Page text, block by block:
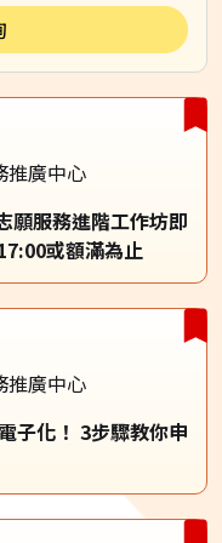
推廣中心
願服務進階工作坊即
或額滿為止
推廣中心
子化！ 3步驟教你申